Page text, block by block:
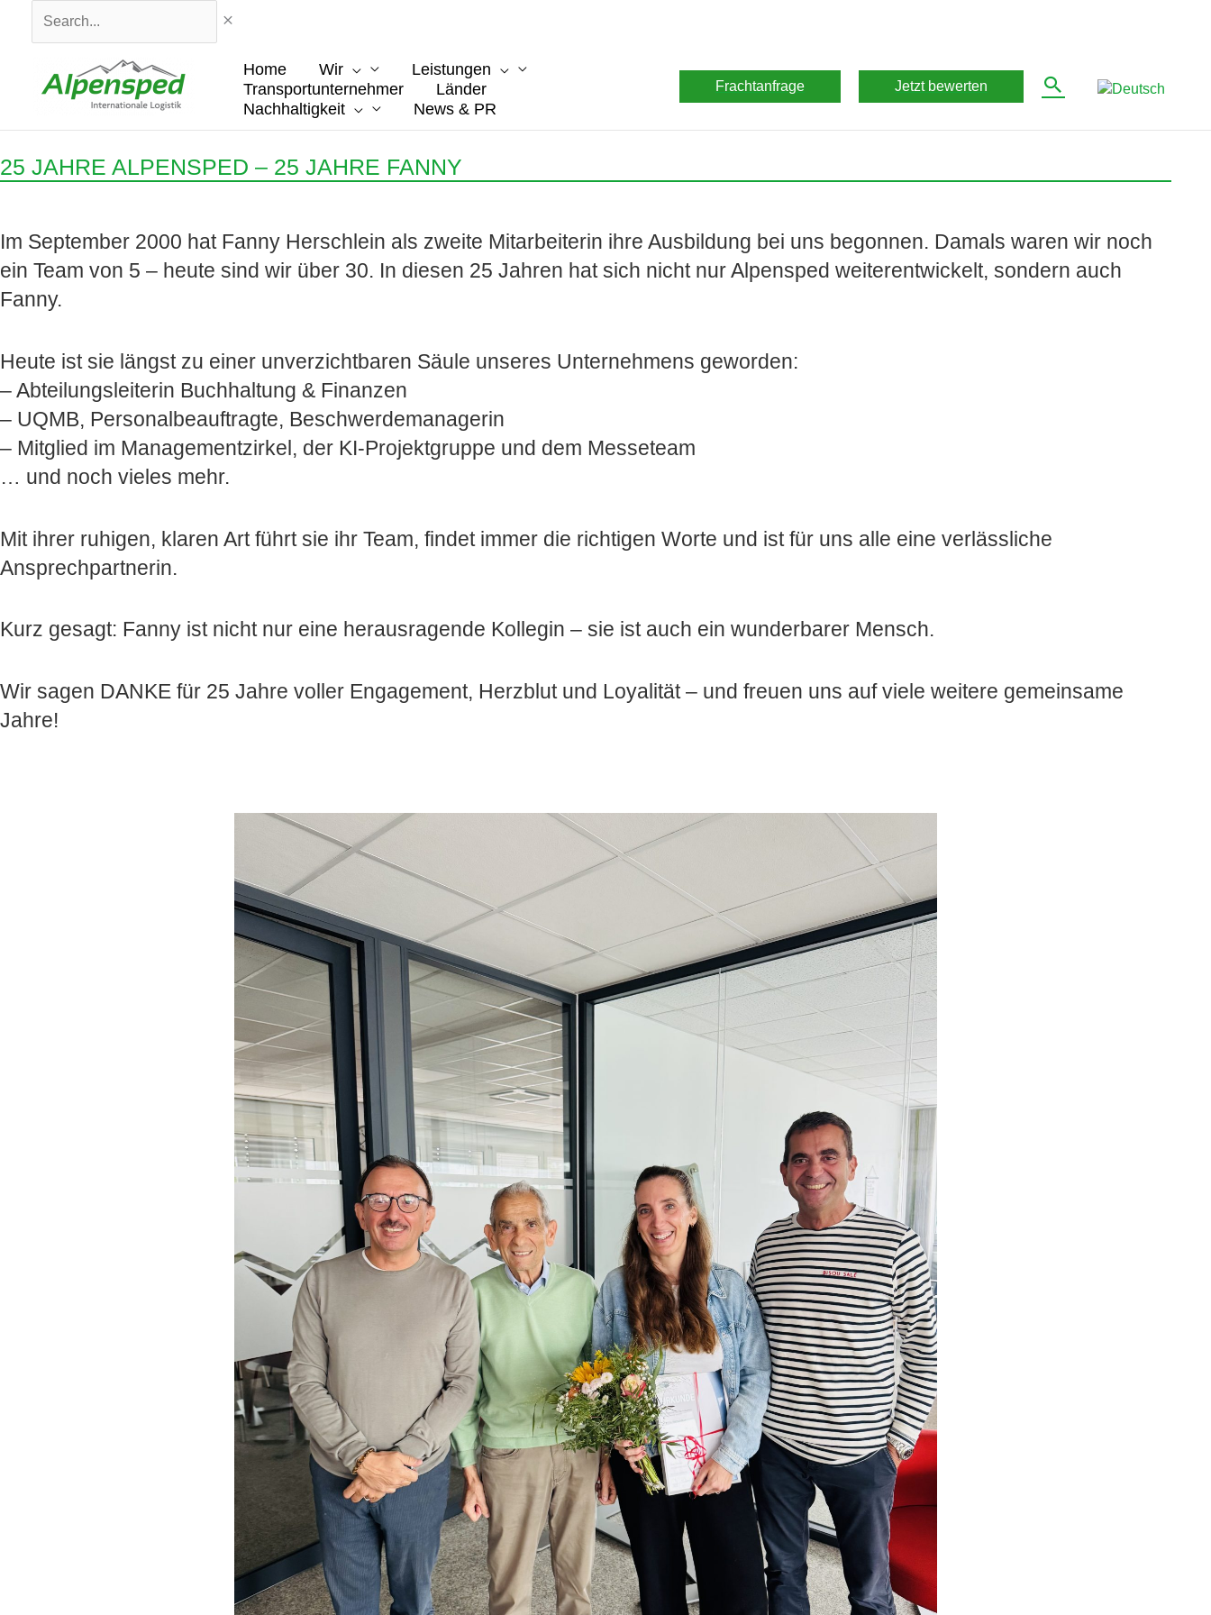
springen
Home Wir
Leistungen
Transportunternehmer
Länder
Nachhaltigkeit
News & PR
Frachtanfrage Jetzt bewerten
25 JAHRE ALPENSPED – 25 JAHRE FANNY
Im September 2000 hat Fanny Herschlein als zweite Mitarbeiterin ihre Ausbildung bei uns begonnen. Damals waren wir noch
ein Team von 5 – heute sind wir über 30. In diesen 25 Jahren hat sich nicht nur Alpensped weiterentwickelt, sondern auch
Fanny.
Heute ist sie längst zu einer unverzichtbaren Säule unseres Unternehmens geworden:
– Abteilungsleiterin Buchhaltung & Finanzen
– UQMB, Personalbeauftragte, Beschwerdemanagerin
– Mitglied im Managementzirkel, der KI-Projektgruppe und dem Messeteam
… und noch vieles mehr.
Mit ihrer ruhigen, klaren Art führt sie ihr Team, findet immer die richtigen Worte und ist für uns alle eine verlässliche
Ansprechpartnerin.
Kurz gesagt: Fanny ist nicht nur eine herausragende Kollegin – sie ist auch ein wunderbarer Mensch.
Wir sagen DANKE für 25 Jahre voller Engagement, Herzblut und Loyalität – und freuen uns auf viele weitere gemeinsame
Jahre!